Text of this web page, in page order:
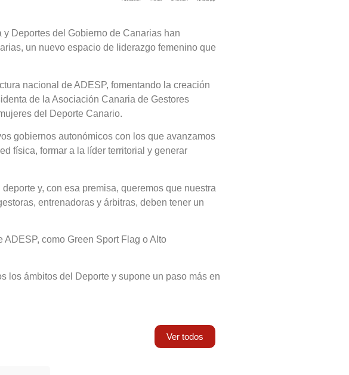
Deportes del Gobierno de Canarias han
un nuevo espacio de liderazgo femenino que
nacional de ADESP, fomentando la creación
de la Asociación Canaria de Gestores
del Deporte Canario.
gobiernos autonómicos con los que avanzamos
física, formar a la líder territorial y generar
y, con esa premisa, queremos que nuestra
entrenadoras y árbitras, deben tener un
como Green Sport Flag o Alto
los ámbitos del Deporte y supone un paso más en
Ver todos